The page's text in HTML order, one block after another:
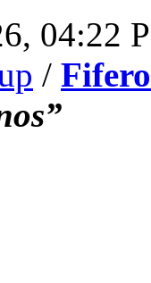
04:22
/